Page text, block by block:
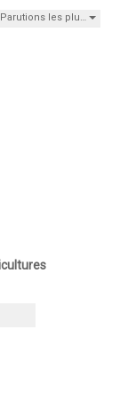
Parutions les plu…